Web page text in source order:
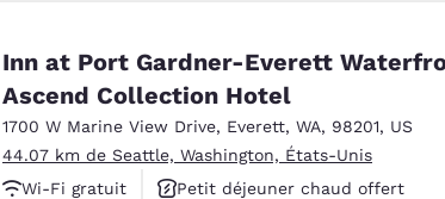
Inn at Port Gardner-Everett
Ascend Collection Hotel
1700 W Marine View Drive, Everett, WA, 98201, US
44.07 km de Seattle, Washington, États-Unis
Wi-Fi gratuit
Petit déjeuner chaud offert